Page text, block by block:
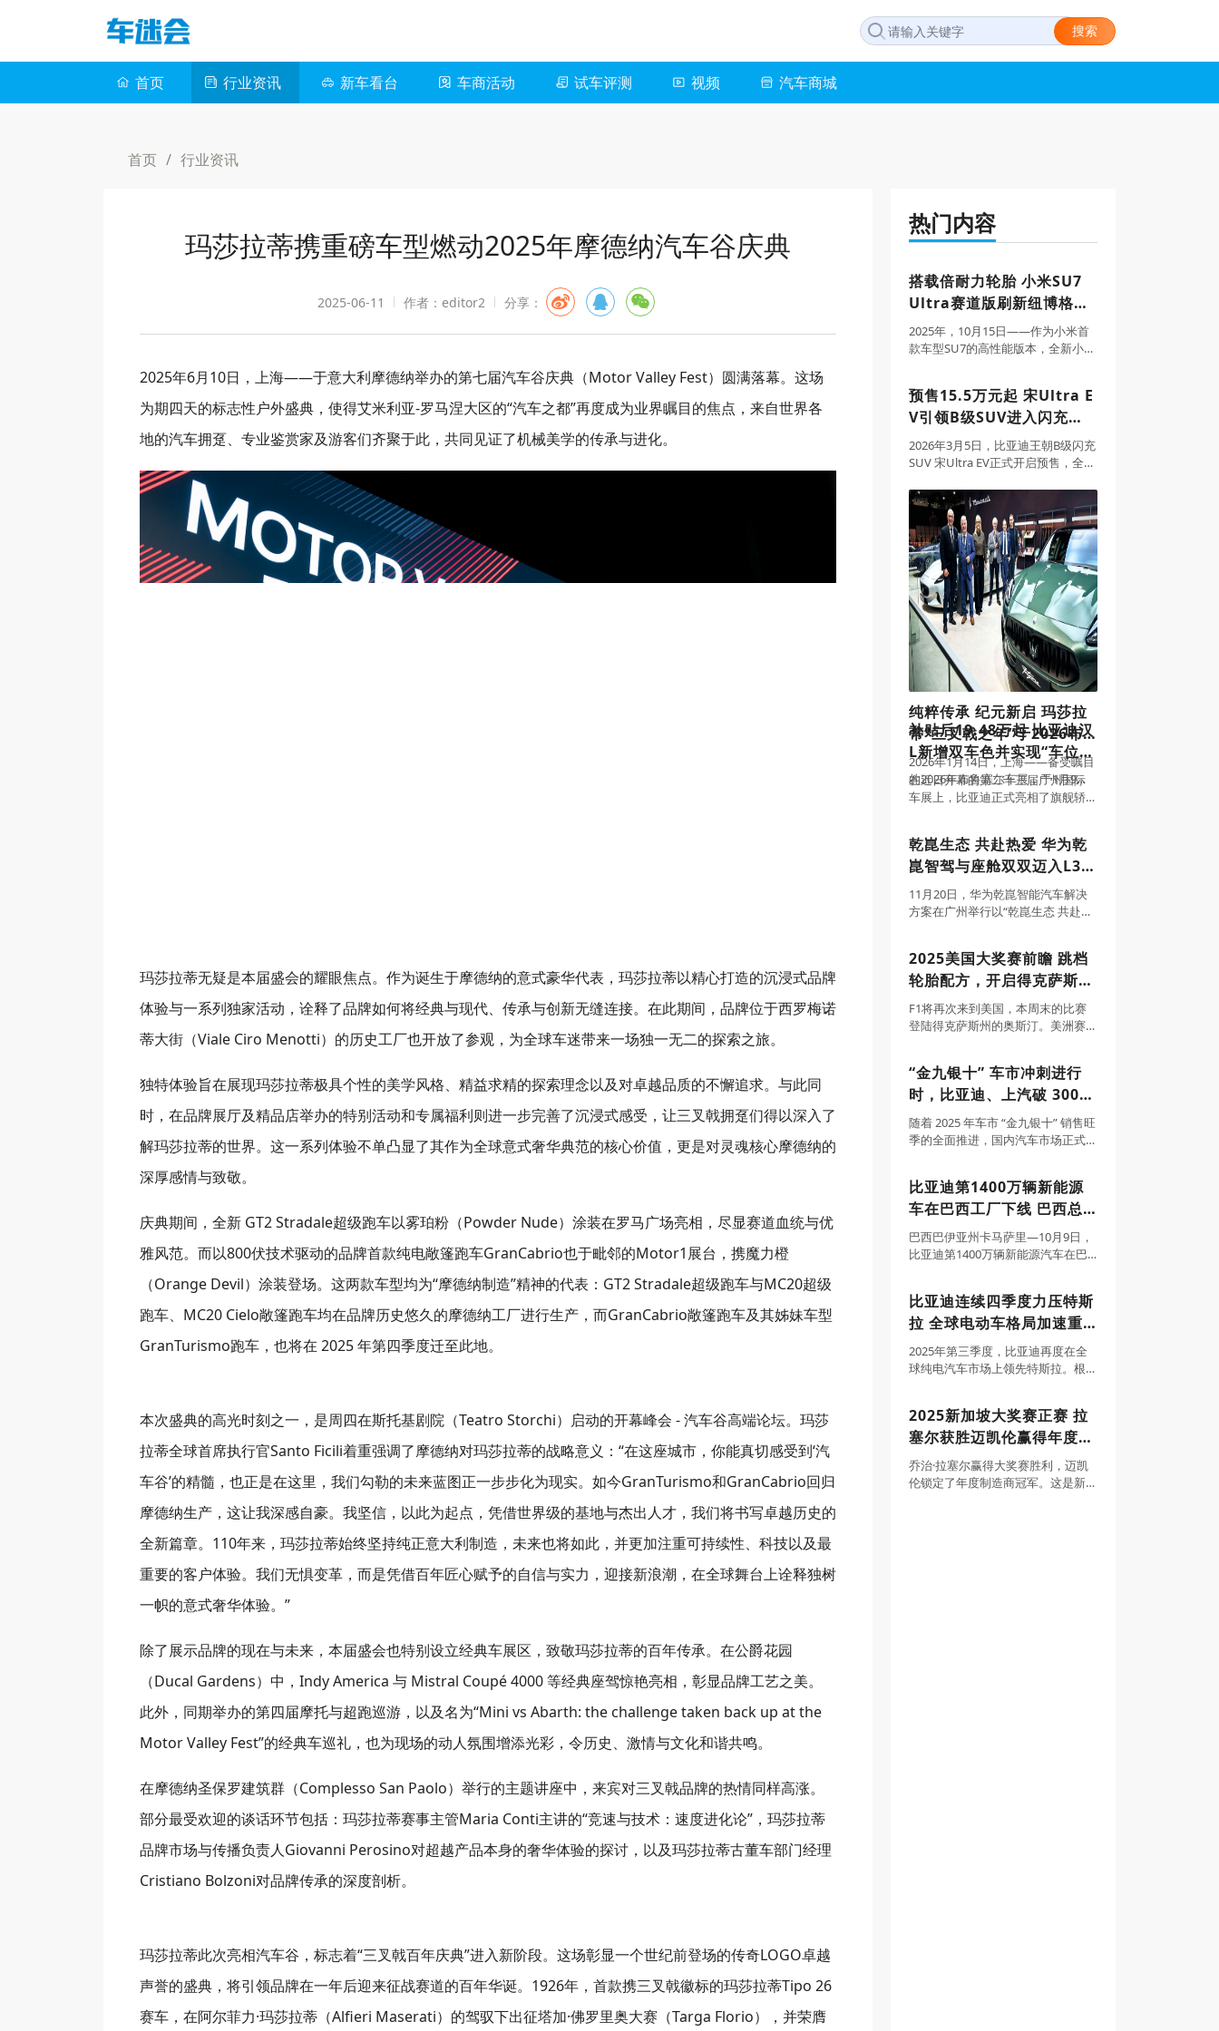
搜索
首页 行业资讯 新车看台 车商活动 试车评测 视频 汽车商城
首页 / 行业资讯
玛莎拉蒂携重磅车型燃动2025年摩德纳汽车谷庆典
2025-06-11 作者：editor2 分享：
2025年6月10日，上海——于意大利摩德纳举办的第七届汽车谷庆典（Motor Valley Fest）圆满落幕。这场
为期四天的标志性户外盛典，使得艾米利亚-罗马涅大区的“汽车之都”再度成为业界瞩目的焦点，来自世界各
地的汽车拥趸、专业鉴赏家及游客们齐聚于此，共同见证了机械美学的传承与进化。
玛莎拉蒂无疑是本届盛会的耀眼焦点。作为诞生于摩德纳的意式豪华代表，玛莎拉蒂以精心打造的沉浸式品牌
体验与一系列独家活动，诠释了品牌如何将经典与现代、传承与创新无缝连接。在此期间，品牌位于西罗梅诺
蒂大街（Viale Ciro Menotti）的历史工厂也开放了参观，为全球车迷带来一场独一无二的探索之旅。
独特体验旨在展现玛莎拉蒂极具个性的美学风格、精益求精的探索理念以及对卓越品质的不懈追求。与此同
时，在品牌展厅及精品店举办的特别活动和专属福利则进一步完善了沉浸式感受，让三叉戟拥趸们得以深入了
解玛莎拉蒂的世界。这一系列体验不单凸显了其作为全球意式奢华典范的核心价值，更是对灵魂核心摩德纳的
深厚感情与致敬。
庆典期间，全新 GT2 Stradale超级跑车以雾珀粉（Powder Nude）涂装在罗马广场亮相，尽显赛道血统与优
雅风范。而以800伏技术驱动的品牌首款纯电敞篷跑车GranCabrio也于毗邻的Motor1展台，携魔力橙
（Orange Devil）涂装登场。这两款车型均为“摩德纳制造”精神的代表：GT2 Stradale超级跑车与MC20超级
跑车、MC20 Cielo敞篷跑车均在品牌历史悠久的摩德纳工厂进行生产，而GranCabrio敞篷跑车及其姊妹车型
GranTurismo跑车，也将在 2025 年第四季度迁至此地。
本次盛典的高光时刻之一，是周四在斯托基剧院（Teatro Storchi）启动的开幕峰会 - 汽车谷高端论坛。玛莎
拉蒂全球首席执行官Santo Ficili着重强调了摩德纳对玛莎拉蒂的战略意义：“在这座城市，你能真切感受到‘汽
车谷’的精髓，也正是在这里，我们勾勒的未来蓝图正一步步化为现实。如今GranTurismo和GranCabrio回归
摩德纳生产，这让我深感自豪。我坚信，以此为起点，凭借世界级的基地与杰出人才，我们将书写卓越历史的
全新篇章。110年来，玛莎拉蒂始终坚持纯正意大利制造，未来也将如此，并更加注重可持续性、科技以及最
重要的客户体验。我们无惧变革，而是凭借百年匠心赋予的自信与实力，迎接新浪潮，在全球舞台上诠释独树
一帜的意式奢华体验。”
除了展示品牌的现在与未来，本届盛会也特别设立经典车展区，致敬玛莎拉蒂的百年传承。在公爵花园
（Ducal Gardens）中，Indy America 与 Mistral Coupé 4000 等经典座驾惊艳亮相，彰显品牌工艺之美。
此外，同期举办的第四届摩托与超跑巡游，以及名为“Mini vs Abarth: the challenge taken back up at the
Motor Valley Fest”的经典车巡礼，也为现场的动人氛围增添光彩，令历史、激情与文化和谐共鸣。
在摩德纳圣保罗建筑群（Complesso San Paolo）举行的主题讲座中，来宾对三叉戟品牌的热情同样高涨。
部分最受欢迎的谈话环节包括：玛莎拉蒂赛事主管Maria Conti主讲的“竞速与技术：速度进化论”，玛莎拉蒂
品牌市场与传播负责人Giovanni Perosino对超越产品本身的奢华体验的探讨，以及玛莎拉蒂古董车部门经理
Cristiano Bolzoni对品牌传承的深度剖析。
玛莎拉蒂此次亮相汽车谷，标志着“三叉戟百年庆典”进入新阶段。这场彰显一个世纪前登场的传奇LOGO卓越
声誉的盛典，将引领品牌在一年后迎来征战赛道的百年华诞。1926年，首款携三叉戟徽标的玛莎拉蒂Tipo 26
赛车，在阿尔菲力·玛莎拉蒂（Alfieri Maserati）的驾驭下出征塔加·佛罗里奥大赛（Targa Florio），并荣膺
热门内容
搭载倍耐力轮胎 小米SU7
Ultra赛道版刷新纽博格林
电动车圈速纪录
2025年，10月15日——作为小米首
款车型SU7的高性能版本，全新小米
耐力为小米定制了两款规格的P Ze
预售15.5万元起 宋Ultra E
V引领B级SUV进入闪充时
代
2026年3月5日，比亚迪王朝B级闪充
SUV 宋Ultra EV正式开启预售，全系
技术，同时配备多项奢适配置。新
车预售价15.5-18.5万元。同时，预
订用户还将享受整整
纯粹传承 纪元新启 玛莎拉
蒂“三叉戟之年”于2026布
鲁塞尔车展优雅启幕
2026年1月14日，上海——备受瞩目
的2026年布鲁塞尔车展，于1月9日
至18日隆重举行。意式奢华缔造者
格，成为全场焦点。此次亮相，亦
标志着
补贴后19.48万起 比亚迪汉
L新增双车色并实现“车位到
车位”领航辅助
在近日开幕的第二十三届广州国际
车展上，比亚迪正式亮相了旗舰轿
升级。汉L EV共推出3款配置，补贴
后售价20.48万-26.48万元；
乾崑生态 共赴热爱 华为乾
崑智驾与座舱双双迈入L3时
代
11月20日，华为乾崑智能汽车解决
方案在广州举行以“乾崑生态 共赴热
高速L3内测，并将与生态伙伴协作
展开停车缴费、自动充电、洗车养
2025美国大奖赛前瞻 跳档
轮胎配方，开启得克萨斯州
牛仔之旅
F1将再次来到美国，本周末的比赛
登陆得克萨斯州的奥斯汀。美洲赛
胎特别之处是硬胎和中性胎、软胎
之间有跳档。这将成为一次有趣的
“金九银十” 车市冲刺进行
时，比亚迪、上汽破 300
万辆 最新销量目标完成率
超71%领跑行业
随着 2025 年车市 “金九银十” 销售旺
季的全面推进，国内汽车市场正式
示，今年前三季度中国汽车行业整
体延续稳中向好态势，新能源汽车
比亚迪第1400万辆新能源
车在巴西工厂下线 巴西总
统卢拉成为车主
巴西巴伊亚州卡马萨里—10月9日，
比亚迪第1400万辆新能源汽车在巴
美大陆刻下了中国车企的新高度。
巴西总统卢拉、副总统杰拉尔多·阿
比亚迪连续四季度力压特斯
拉 全球电动车格局加速重
塑
2025年第三季度，比亚迪再度在全
球纯电汽车市场上领先特斯拉。根
量达582522辆，而特斯拉交付量为
497099辆，比亚迪单季度领先8542
2025新加坡大奖赛正赛 拉
塞尔获胜迈凯伦赢得年度制
造商冠军
乔治·拉塞尔赢得大奖赛胜利，迈凯
伦锁定了年度制造商冠军。这是新